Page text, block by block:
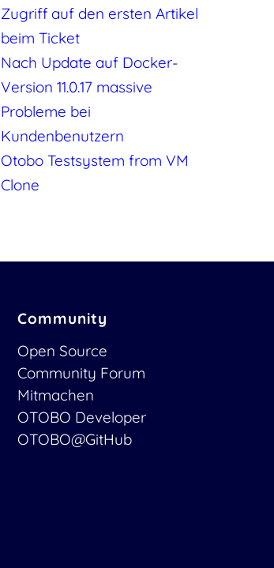
Zugriff auf den ersten Artikel
beim Ticket
Nach Update auf Docker-
Version 11.0.17 massive
Probleme bei
Kundenbenutzern
Otobo Testsystem from VM
Clone
Community
Open Source
Community Forum
Mitmachen
OTOBO Developer
OTOBO@GitHub